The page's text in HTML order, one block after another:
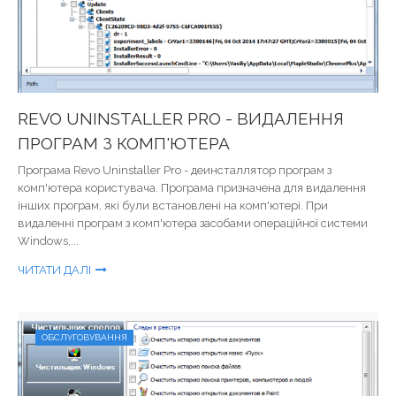
REVO UNINSTALLER PRO - ВИДАЛЕННЯ
ПРОГРАМ З КОМП'ЮТЕРА
Програма Revo Uninstaller Pro - деинсталлятор програм з
комп'ютера користувача. Програма призначена для видалення
інших програм, які були встановлені на комп'ютері. При
видаленні програм з комп'ютера засобами операційної системи
Windows,...
ЧИТАТИ ДАЛІ
ОБСЛУГОВУВАННЯ